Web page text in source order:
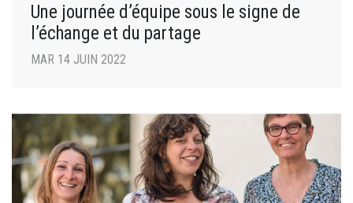
Une journée d’équipe sous le signe de
l’échange et du partage
MAR 14 JUIN 2022